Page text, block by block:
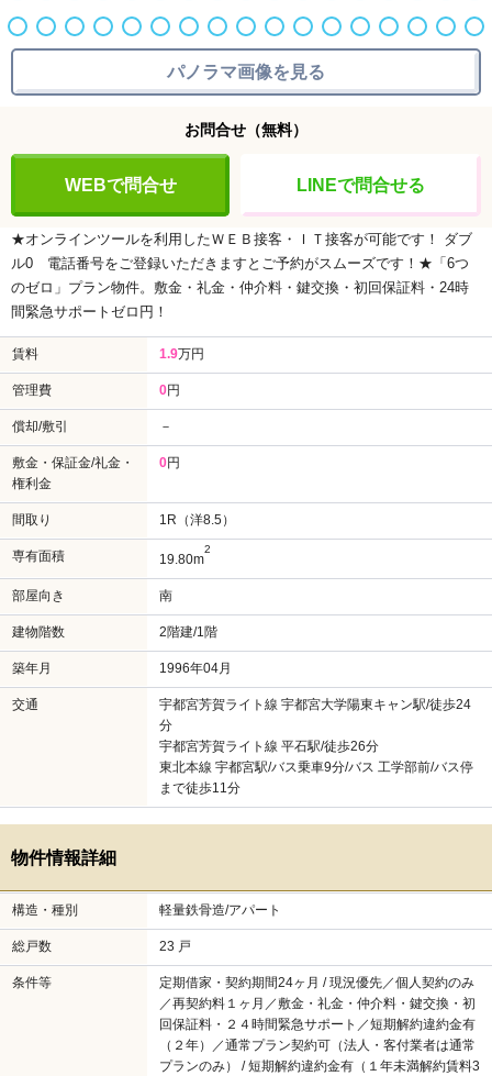
パノラマ画像を見る
お問合せ （無料）
WEBで問合せ LINEで問合せる
★オンラインツールを利用したＷＥＢ接客・ＩＴ接客が可能です！ ダブ
ル0 電話番号をご登録いただきますとご予約がスムーズです！★「6つ
のゼロ」プラン物件。敷金・礼金・仲介料・鍵交換・初回保証料・24時
間緊急サポートゼロ円！
賃料 1.9万円
管理費 0円
償却/敷引 －
敷金・保証金/礼金・
権利金
0円
間取り 1R（洋8.5）
専有面積 19.80m
2
部屋向き 南
建物階数 2階建/1階
築年月 1996年04月
交通
宇都宮芳賀ライト線 宇都宮大学陽東キャン駅/徒歩24
分
宇都宮芳賀ライト線 平石駅/徒歩26分
東北本線 宇都宮駅/バス乗車9分/バス 工学部前/バス停
まで徒歩11分
物件情報詳細
構造・種別 軽量鉄骨造/アパート
総戸数 23 戸
条件等
定期借家・契約期間24ヶ月 / 現況優先／個人契約のみ
／再契約料１ヶ月／敷金・礼金・仲介料・鍵交換・初
回保証料・２４時間緊急サポート／短期解約違約金有
（２年）／通常プラン契約可（法人・客付業者は通常
プランのみ） / 短期解約違約金有（１年未満解約賃料3